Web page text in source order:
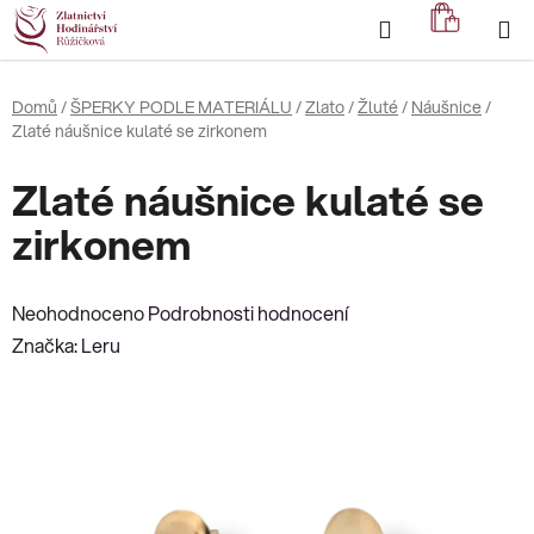
Přejít
na
obsah
Hledat
KOŠÍK
Domů /ŠPERKY PODLE MATERIÁLU /Zlato/Žluté/ Náušnice/
Zlaté náušnice kulaté se zirkonem
Zlaté náušnice kulaté se
zirkonem
Průměrné
hodnocení
NeohodnocenoPodrobnosti hodnocení
Značka:Leru